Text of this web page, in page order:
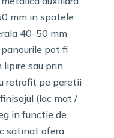
mm in spatele
40-50 mm
pot fi
sau prin
retrofit pe peretii
(lac mat /
in functie de
satinat ofera